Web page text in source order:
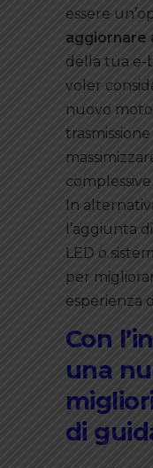
essere
aggiornare
della tua e-
voler
nuovo
In
l’aggiunta
LED o
per
esperienza
Con
una
di